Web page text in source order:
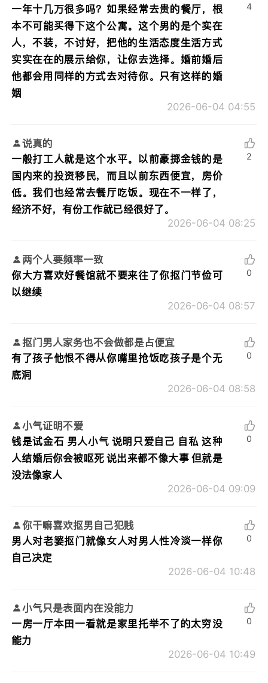
一年十几万很多吗？如果经常去贵的餐厅，根
本不可能买得下这个公寓。这个男的是个实在
人，不装，不讨好，把他的生活态度生活方式
实实在在的展示给你，让你去选择。婚前婚后
他都会用同样的方式去对待你。只有这样的婚
姻
2026-06-04 04:55
4
说真的
一般打工人就是这个水平。以前豪掷金钱的是
国内来的投资移民，而且以前东西便宜，房价
低。我们也经常去餐厅吃饭。现在不一样了，
经济不好，有份工作就已经很好了。
2026-06-04 08:25
2
两个人要频率一致
你大方喜欢好餐馆就不要来往了你抠门节俭可
以继续
2026-06-04 08:57
0
抠门男人家务也不会做都是占便宜
有了孩子他恨不得从你嘴里抢饭吃孩子是个无
底洞
2026-06-04 08:58
0
小气证明不爱
钱是试金石 男人小气 说明只爱自己 自私 这种
人结婚后你会被呕死 说出来都不像大事 但就是
没法像家人
2026-06-04 09:09
0
你干嘛喜欢抠男自己犯贱
男人对老婆抠门就像女人对男人性冷淡一样你
自己决定
2026-06-04 10:48
0
小气只是表面内在没能力
一房一厅本田一看就是家里托举不了的太穷没
能力
2026-06-04 10:49
0